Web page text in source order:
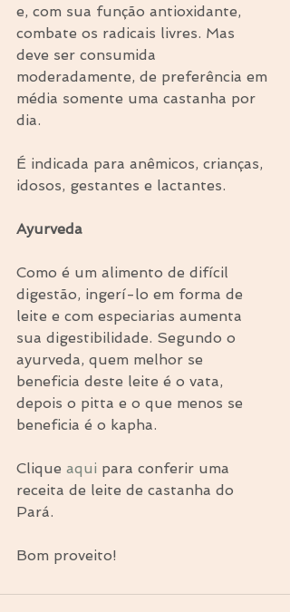
e, com sua função antioxidante,
combate os radicais livres. Mas
deve ser consumida
moderadamente, de preferência em
média somente uma castanha por
dia.
É indicada para anêmicos, crianças,
idosos, gestantes e lactantes.
Ayurveda
Como é um alimento de difícil
digestão, ingerí-lo em forma de
leite e com especiarias aumenta
sua digestibilidade. Segundo o
ayurveda, quem melhor se
beneficia deste leite é o vata,
depois o pitta e o que menos se
beneficia é o kapha.
Clique aqui para conferir uma
receita de leite de castanha do
Pará.
Bom proveito!